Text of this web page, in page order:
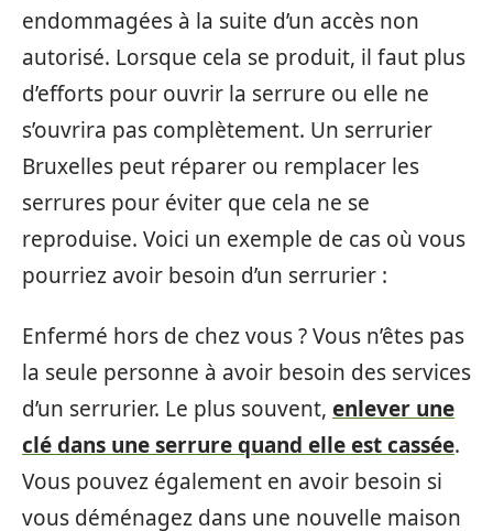
endommagées à la suite d’un accès non
autorisé. Lorsque cela se produit, il faut plus
d’efforts pour ouvrir la serrure ou elle ne
s’ouvrira pas complètement. Un serrurier
Bruxelles peut réparer ou remplacer les
serrures pour éviter que cela ne se
reproduise. Voici un exemple de cas où vous
pourriez avoir besoin d’un serrurier :
Enfermé hors de chez vous ? Vous n’êtes pas
la seule personne à avoir besoin des services
d’un serrurier. Le plus souvent, enlever une
clé dans une serrure quand elle est cassée.
Vous pouvez également en avoir besoin si
vous déménagez dans une nouvelle maison